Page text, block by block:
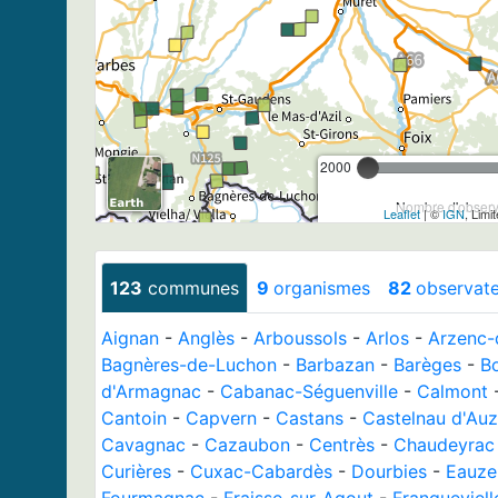
2000
Nombre
Leaflet| ©IGN,
123 communes 9 organismes 82
Aignan - Anglès - Arboussols - Arlos -
Bagnères-de-Luchon - Barbazan - Barèges -
d'Armagnac - Cabanac-Séguenville - Calmont
Cantoin - Capvern - Castans - Castelnau
Cavagnac - Cazaubon - Centrès - Chaudeyrac
Curières - Cuxac-Cabardès - Dourbies - Eauze